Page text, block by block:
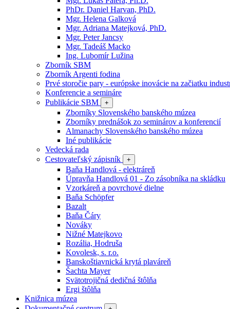
PhDr. Daniel Harvan, PhD.
Mgr. Helena Galková
Mgr. Adriana Matejková, PhD.
Mgr. Peter Jancsy
Mgr. Tadeáš Macko
Ing. Lubomír Lužina
Zborník SBM
Zborník Argenti fodina
Prvé storočie pary - európske inovácie na začiatku
Konferencie a semináre
Publikácie SBM
+
Zborníky Slovenského banského múzea
Zborníky prednášok zo seminárov a konferencií
Almanachy Slovenského banského múzea
Iné publikácie
Vedecká rada
Cestovateľský zápisník
+
Baňa Handlová - elektráreň
Úpravňa Handlová 01 - Zo zásobníka na skládku
Vzorkáreň a povrchové dielne
Baňa Schöpfer
Bazalt
Baňa Čáry
Nováky
Nižné Matejkovo
Rozália, Hodruša
Kovolesk, s. r.o.
Banskoštiavnická krytá plaváreň
Šachta Mayer
Svätotrojičná dedičná štôlňa
Ergi štôlňa
Knižnica múzea